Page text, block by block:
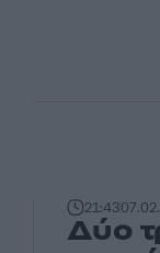
21:43
Δύο